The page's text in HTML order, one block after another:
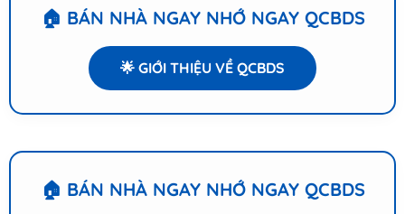
🏠 BÁN NHÀ NGAY NHỚ NGAY QCBDS
🌟 GIỚI THIỆU VỀ QCBDS
🏠 BÁN NHÀ NGAY NHỚ NGAY QCBDS